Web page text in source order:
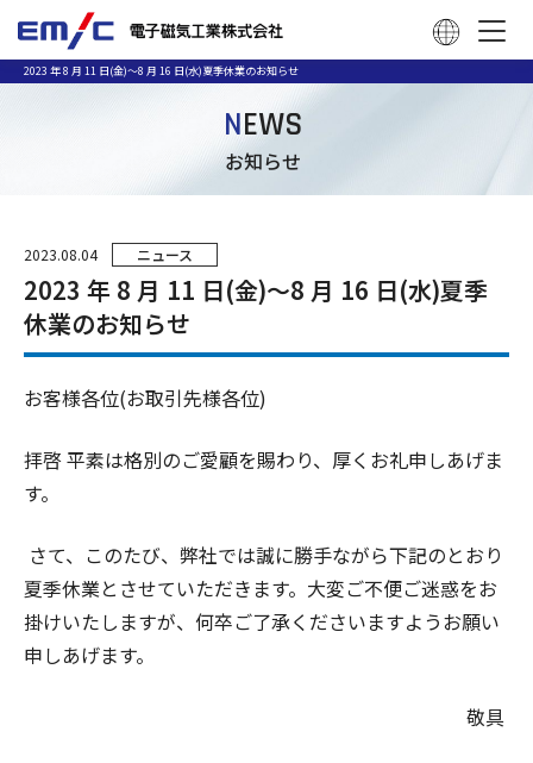
2023 年 8 月 11 日(金)～8 月 16 日(水)夏季休業のお知らせ
NEWS
お知らせ
2023.08.04 ニュース
2023 年 8 月 11 日(金)～8 月 16 日(水)夏季
休業のお知らせ
お客様各位(お取引先様各位)
拝啓 平素は格別のご愛顧を賜わり、厚くお礼申しあげま
す。
さて、このたび、弊社では誠に勝手ながら下記のとおり
夏季休業とさせていただきます。大変ご不便ご迷惑をお
掛けいたしますが、何卒ご了承くださいますようお願い
申しあげます。
敬具